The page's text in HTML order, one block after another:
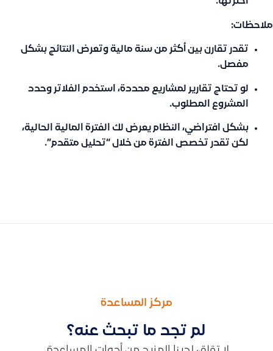
ملاحظات:
تقدر تقارن بين أكثر من سنة مالية وتعرض النتائج بشكل
مفصل.
لو تحتاج تقارير لمشاريع محددة، استخدم الفلاتر وحدد
المشروع المطلوب.
بشكل افتراضي، النظام يعرض لك الفترة المالية الحالية،
لكن تقدر تخصص الفترة من خلال “تحليل متقدم”.
مركز المساعدة
لم تجد ما تبحث عنه؟